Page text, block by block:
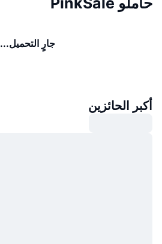
جارٍ التحميل...
أكبر الحائزين